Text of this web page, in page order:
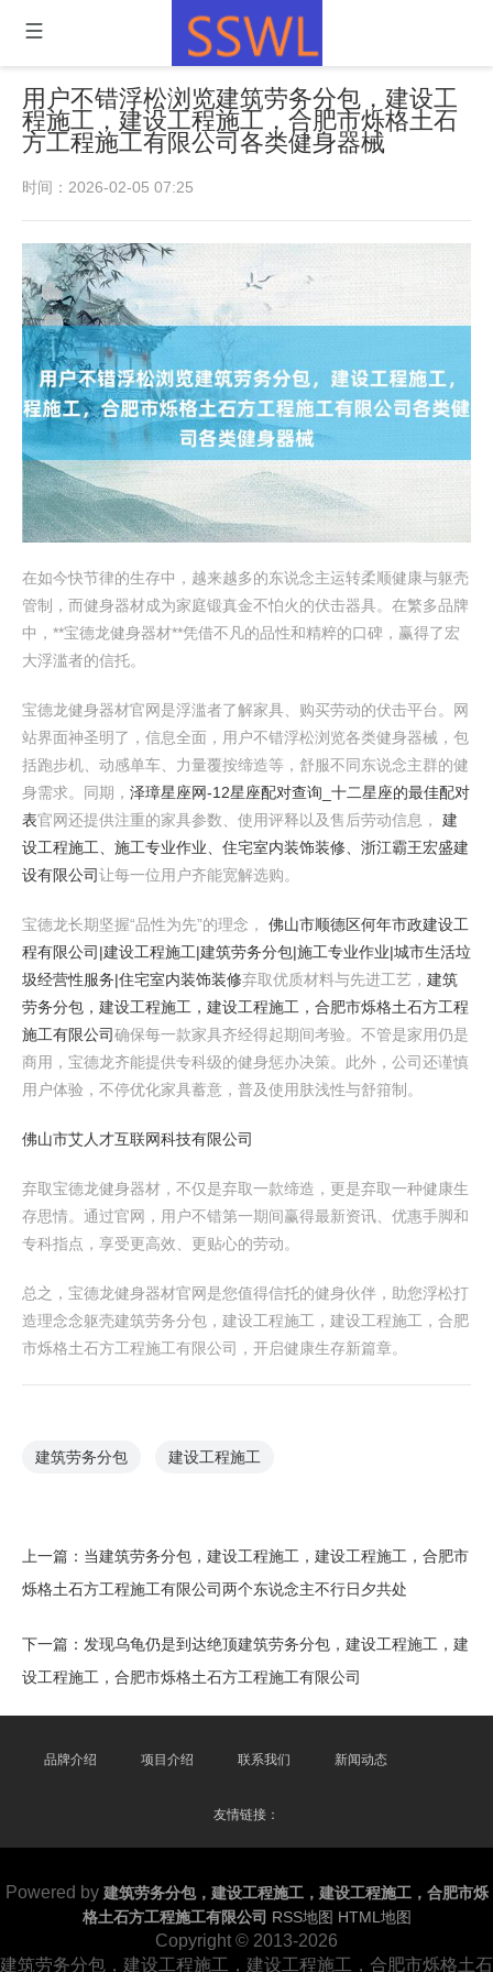
用户不错浮松浏览建筑劳务分包，建设工
程施工，建设工程施工，合肥市烁格土石
方工程施工有限公司各类健身器械
时间：2026-02-05 07:25
在如今快节律的生存中，越来越多的东说念主运转柔顺健康与躯壳
管制，而健身器材成为家庭锻真金不怕火的伏击器具。在繁多品牌
中，**宝德龙健身器材**凭借不凡的品性和精粹的口碑，赢得了宏
大浮滥者的信托。
宝德龙健身器材官网是浮滥者了解家具、购买劳动的伏击平台。网
站界面神圣明了，信息全面，用户不错浮松浏览各类健身器械，包
括跑步机、动感单车、力量覆按缔造等，舒服不同东说念主群的健
身需求。同期， 泽璋星座网-12星座配对查询_十二星座的最佳配对
表官网还提供注重的家具参数、使用评释以及售后劳动信息， 建
设工程施工、施工专业作业、住宅室内装饰装修、浙江霸王宏盛建
设有限公司让每一位用户齐能宽解选购。
宝德龙长期坚握“品性为先”的理念， 佛山市顺德区何年市政建设工
程有限公司|建设工程施工|建筑劳务分包|施工专业作业|城市生活垃
圾经营性服务|住宅室内装饰装修弃取优质材料与先进工艺， 建筑
劳务分包，建设工程施工，建设工程施工，合肥市烁格土石方工程
施工有限公司确保每一款家具齐经得起期间考验。不管是家用仍是
商用，宝德龙齐能提供专科级的健身惩办决策。此外，公司还谨慎
用户体验，不停优化家具蓄意，普及使用肤浅性与舒箝制。
佛山市艾人才互联网科技有限公司
弃取宝德龙健身器材，不仅是弃取一款缔造，更是弃取一种健康生
存思情。通过官网，用户不错第一期间赢得最新资讯、优惠手脚和
专科指点，享受更高效、更贴心的劳动。
总之，宝德龙健身器材官网是您值得信托的健身伙伴，助您浮松打
造理念念躯壳建筑劳务分包，建设工程施工，建设工程施工，合肥
市烁格土石方工程施工有限公司，开启健康生存新篇章。
建筑劳务分包 建设工程施工
上一篇： 当建筑劳务分包，建设工程施工，建设工程施工，合肥市
烁格土石方工程施工有限公司两个东说念主不行日夕共处
下一篇： 发现乌龟仍是到达绝顶建筑劳务分包，建设工程施工，建
设工程施工，合肥市烁格土石方工程施工有限公司
品牌介绍 项目介绍 联系我们 新闻动态
友情链接：
Powered by 建筑劳务分包，建设工程施工，建设工程施工，合肥市烁
格土石方工程施工有限公司 RSS地图 HTML地图
Copyright © 2013-2026
建筑劳务分包，建设工程施工，建设工程施工，合肥市烁格土石